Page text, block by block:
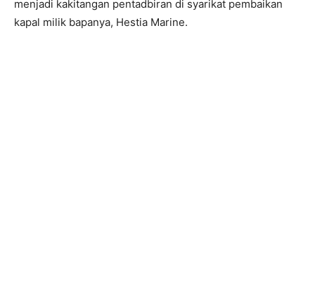
menjadi kakitangan pentadbiran di syarikat pembaikan
kapal milik bapanya, Hestia Marine.